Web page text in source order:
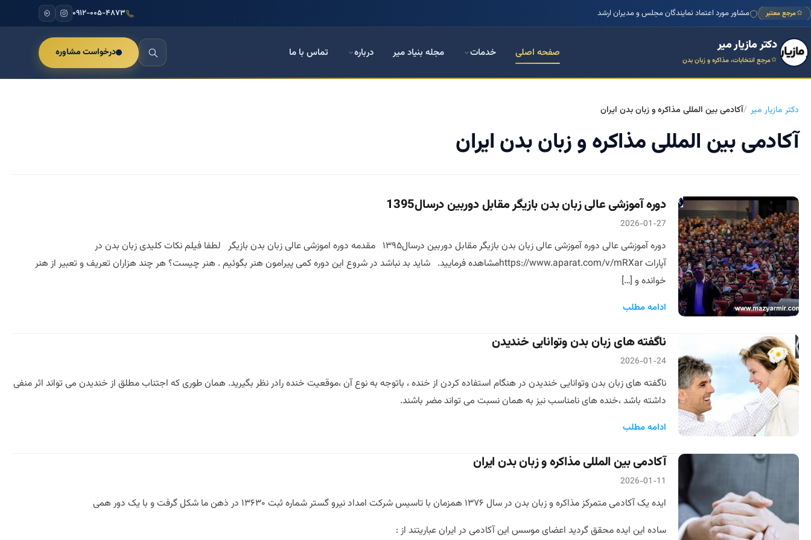
مرجع معتبر مشاور مورد اعتماد نمایندگان مجلس و مدیران ارشد ۰۹۱۲-۰۰۵-۴۸۷۳
دکتر مازیار میر
مرجع انتخابات، مذاکره و زبان بدن
صفحه اصلی خدمات مجله بنیاد میر درباره تماس با ما درخواست مشاوره
دکتر مازیار میر آکادمی بین المللی مذاکره و زبان بدن ایران
آکادمی بین المللی مذاکره و زبان بدن ایران
دوره آموزشی عالی زبان بدن بازیگر مقابل دوربین درسال1395
2026-01-27
دوره آموزشی عالی دوره آموزشی عالی زبان بدن بازیگر مقابل دوربین درسال۱۳۹۵ مقدمه دوره اموزشی عالی زبان بدن بازیگر لطفا فیلم نکات کلیدی زبان بدن در
آپارات https://www.aparat.com/v/mRXarمشاهده فرمایید. شاید بد نباشد در شروع این دوره کمی پیرامون هنر بگوئیم . هنر چیست؟ هر چند هزاران تعریف و تعبیر از هنر
خوانده و […]
ادامه مطلب
ناگفته های زبان بدن وتوانایی خندیدن
2026-01-24
ناگفته های زبان بدن وتوانایی خندیدن در هنگام استفاده کردن از خنده ، باتوجه به نوع آن ،موقعیت خنده رادر نظر بگیرید. همان طوری که اجتناب مطلق از خندیدن می تواند اثر منفی
داشته باشد ،خنده های نامناسب نیز به همان نسبت می تواند مضر باشند.
ادامه مطلب
آکادمی بین المللی مذاکره و زبان بدن ایران
2026-01-11
ایده یک آکادمی متمرکز مذاکره و زبان بدن در سال ۱۳۷۶ همزمان با تاسیس شرکت امداد نیرو گستر شماره ثبت ۱۳۶۳۰ در ذهن ما شکل گرفت و با یک دور همی
ساده این ایده محقق گردید اعضای موسس این آکادمی در ایران عباریتند از :